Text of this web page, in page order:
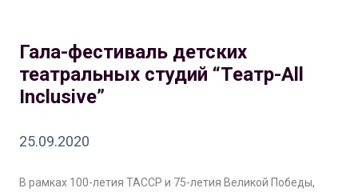
Гала-фестиваль детских
театральных студий “Театр-All
Inclusive”
25.09.2020
В рамках 100-летия ТАССР и 75-летия Великой Победы,